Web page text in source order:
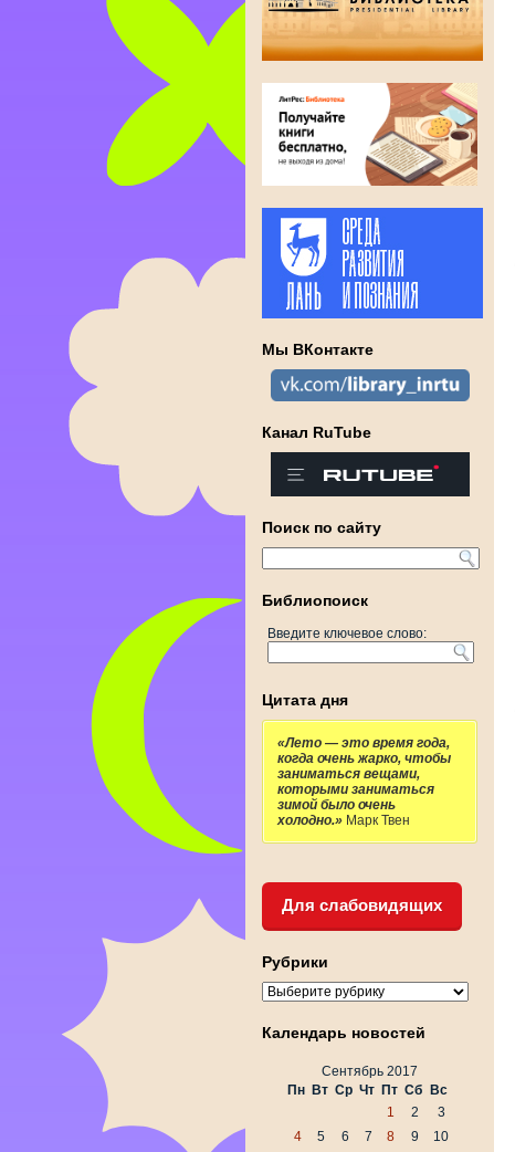
Мы ВКонтакте
Канал RuTube
Поиск по сайту
Библиопоиск
Введите ключевое слово:
Цитата дня
«Лето — это время года,
когда очень жарко, чтобы
заниматься вещами,
которыми заниматься
зимой было очень
холодно.» Марк Твен
Для слабовидящих
Рубрики
Рубрики
Календарь новостей
Сентябрь 2017
Пн Вт Ср Чт Пт Сб
Вс
1
2
3
4
5 6 7 8 9
10